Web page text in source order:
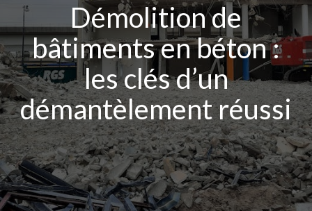
Démolition de
bâtiments en béton :
les clés d’un
démantèlement réussi